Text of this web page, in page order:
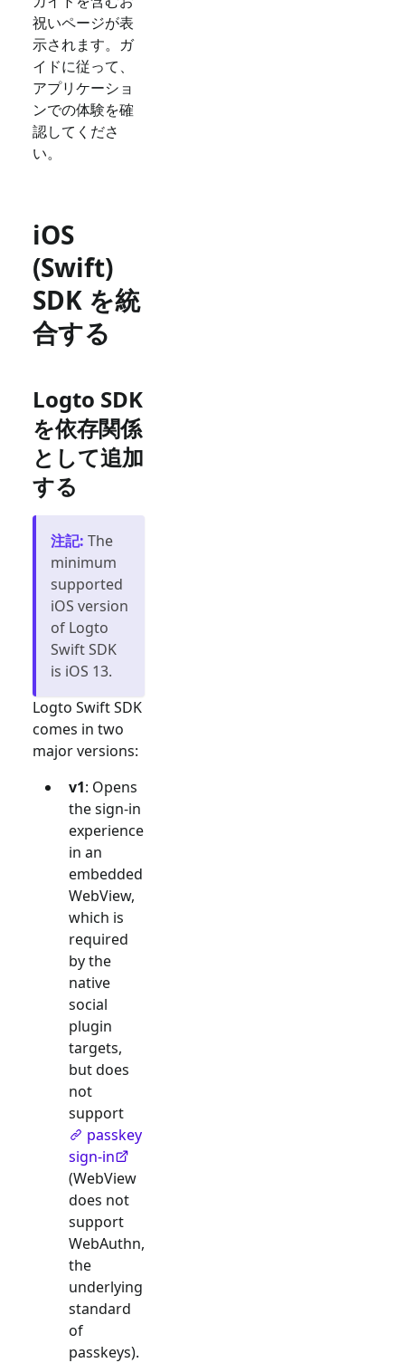
祝いページが表
示されます。ガ
イドに従って、
アプリケーショ
ンでの体験を確
認してくださ
い。
iOS
(Swift)
SDK を統
合する
Logto SDK
を依存関係
として追加
する
注記: The
minimum
supported
iOS version
of Logto
Swift SDK
is iOS 13.
Logto Swift SDK
comes in two
major versions:
v1: Opens
the sign-in
experience
in an
embedded
WebView,
which is
required
by the
native
social
plugin
targets,
but does
not
support
passkey
sign-in
(WebView
does not
support
WebAuthn,
the
underlying
standard
of
passkeys).